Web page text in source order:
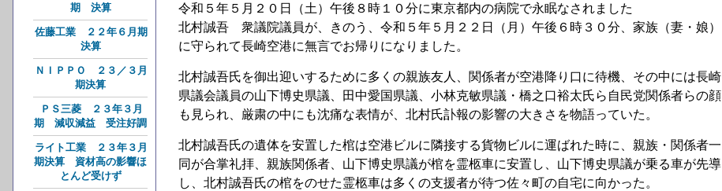
期 決算
佐藤工業 ２２年６月期
決算
ＮＩＰＰＯ ２３／３月
期決算
ＰＳ三菱 ２３年３月
期 減収減益 受注好調
ライト工業 ２３年３月
期決算 資材高の影響ほ
とんど受けず
令和５年５月２０日（土）午後８時１０分に東京都内の病院で永眠なされました
北村誠吾 衆議院議員が、きのう、令和５年５月２２日（月）午後６時３０分、家族（妻・娘）
に守られて長崎空港に無言でお帰りになりました。
北村誠吾氏を御出迎いするために多くの親族友人、関係者が空港降り口に待機、その中には長崎
県議会議員の山下博史県議、田中愛国県議、小林克敏県議・橋之口裕太氏ら自民党関係者らの顔
も見られ、厳粛の中にも沈痛な表情が、北村氏訃報の影響の大きさを物語っていた。
北村誠吾氏の遺体を安置した棺は空港ビルに隣接する貨物ビルに運ばれた時に、親族・関係者一
同が合掌礼拝、親族関係者、山下博史県議が棺を霊柩車に安置し、山下博史県議が乗る車が先導
し、北村誠吾氏の棺をのせた霊柩車は多くの支援者が待つ佐々町の自宅に向かった。